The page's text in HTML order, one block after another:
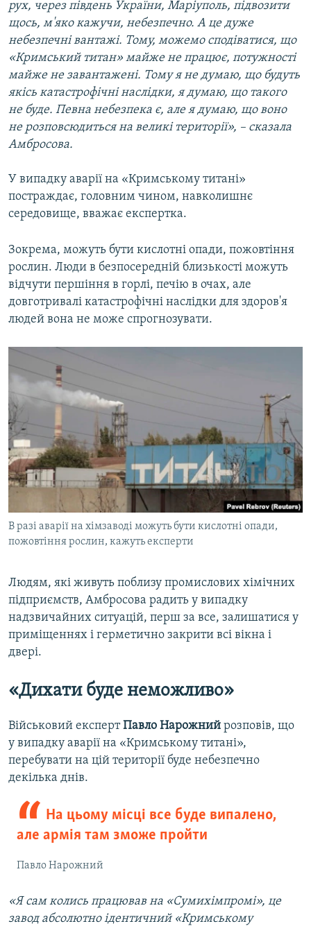
рух, через південь України, Маріуполь, підвозити
щось, м'яко кажучи, небезпечно. А це дуже
небезпечні вантажі. Тому, можемо сподіватися, що
«Кримський титан» майже не працює, потужності
майже не завантажені. Тому я не думаю, що будуть
якісь катастрофічні наслідки, я думаю, що такого
не буде. Певна небезпека є, але я думаю, що воно
не розповсюдиться на великі території», – сказала
Амбросова.
У випадку аварії на «Кримському титані»
постраждає, головним чином, навколишнє
середовище, вважає експертка.
Зокрема, можуть бути кислотні опади, пожовтіння
рослин. Люди в безпосередній близькості можуть
відчути першіння в горлі, печію в очах, але
довготривалі катастрофічні наслідки для здоров'я
людей вона не може спрогнозувати.
В разі аварії на хімзаводі можуть бути кислотні опади,
пожовтіння рослин, кажуть експерти
Людям, які живуть поблизу промислових хімічних
підприємств, Амбросова радить у випадку
надзвичайних ситуацій, перш за все, залишатися у
приміщеннях і герметично закрити всі вікна і
двері.
«Дихати буде неможливо»
Військовий експертПавло Нарожний розповів, що
у випадку аварії на «Кримському титані»,
перебувати на цій території буде небезпечно
декілька днів.
На цьому місці все буде випалено,
але армія там зможе пройти
Павло Нарожний
«Я сам колись працював на «Сумихімпромі», це
завод абсолютно ідентичний «Кримському